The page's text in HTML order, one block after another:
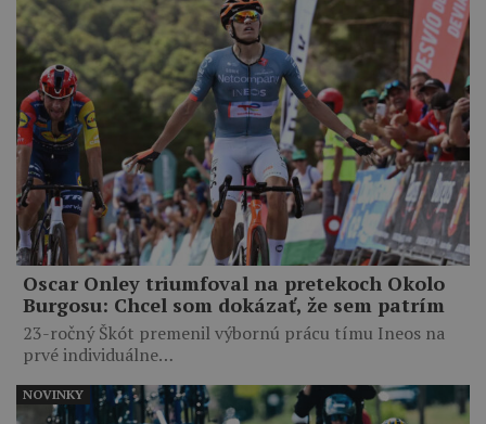
Oscar Onley triumfoval na pretekoch Okolo
Burgosu: Chcel som dokázať, že sem patrím
23-ročný Škót premenil výbornú prácu tímu Ineos na
prvé individuálne…
NOVINKY